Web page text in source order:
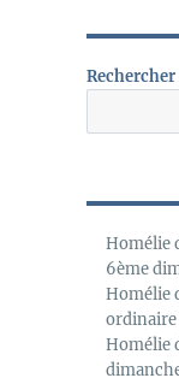
c
e
Rechercher
Homélie
6ème
Homélie
Homélie